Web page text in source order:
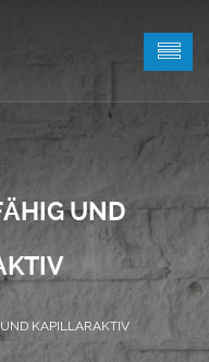
UND
KAPILLARAKTIV